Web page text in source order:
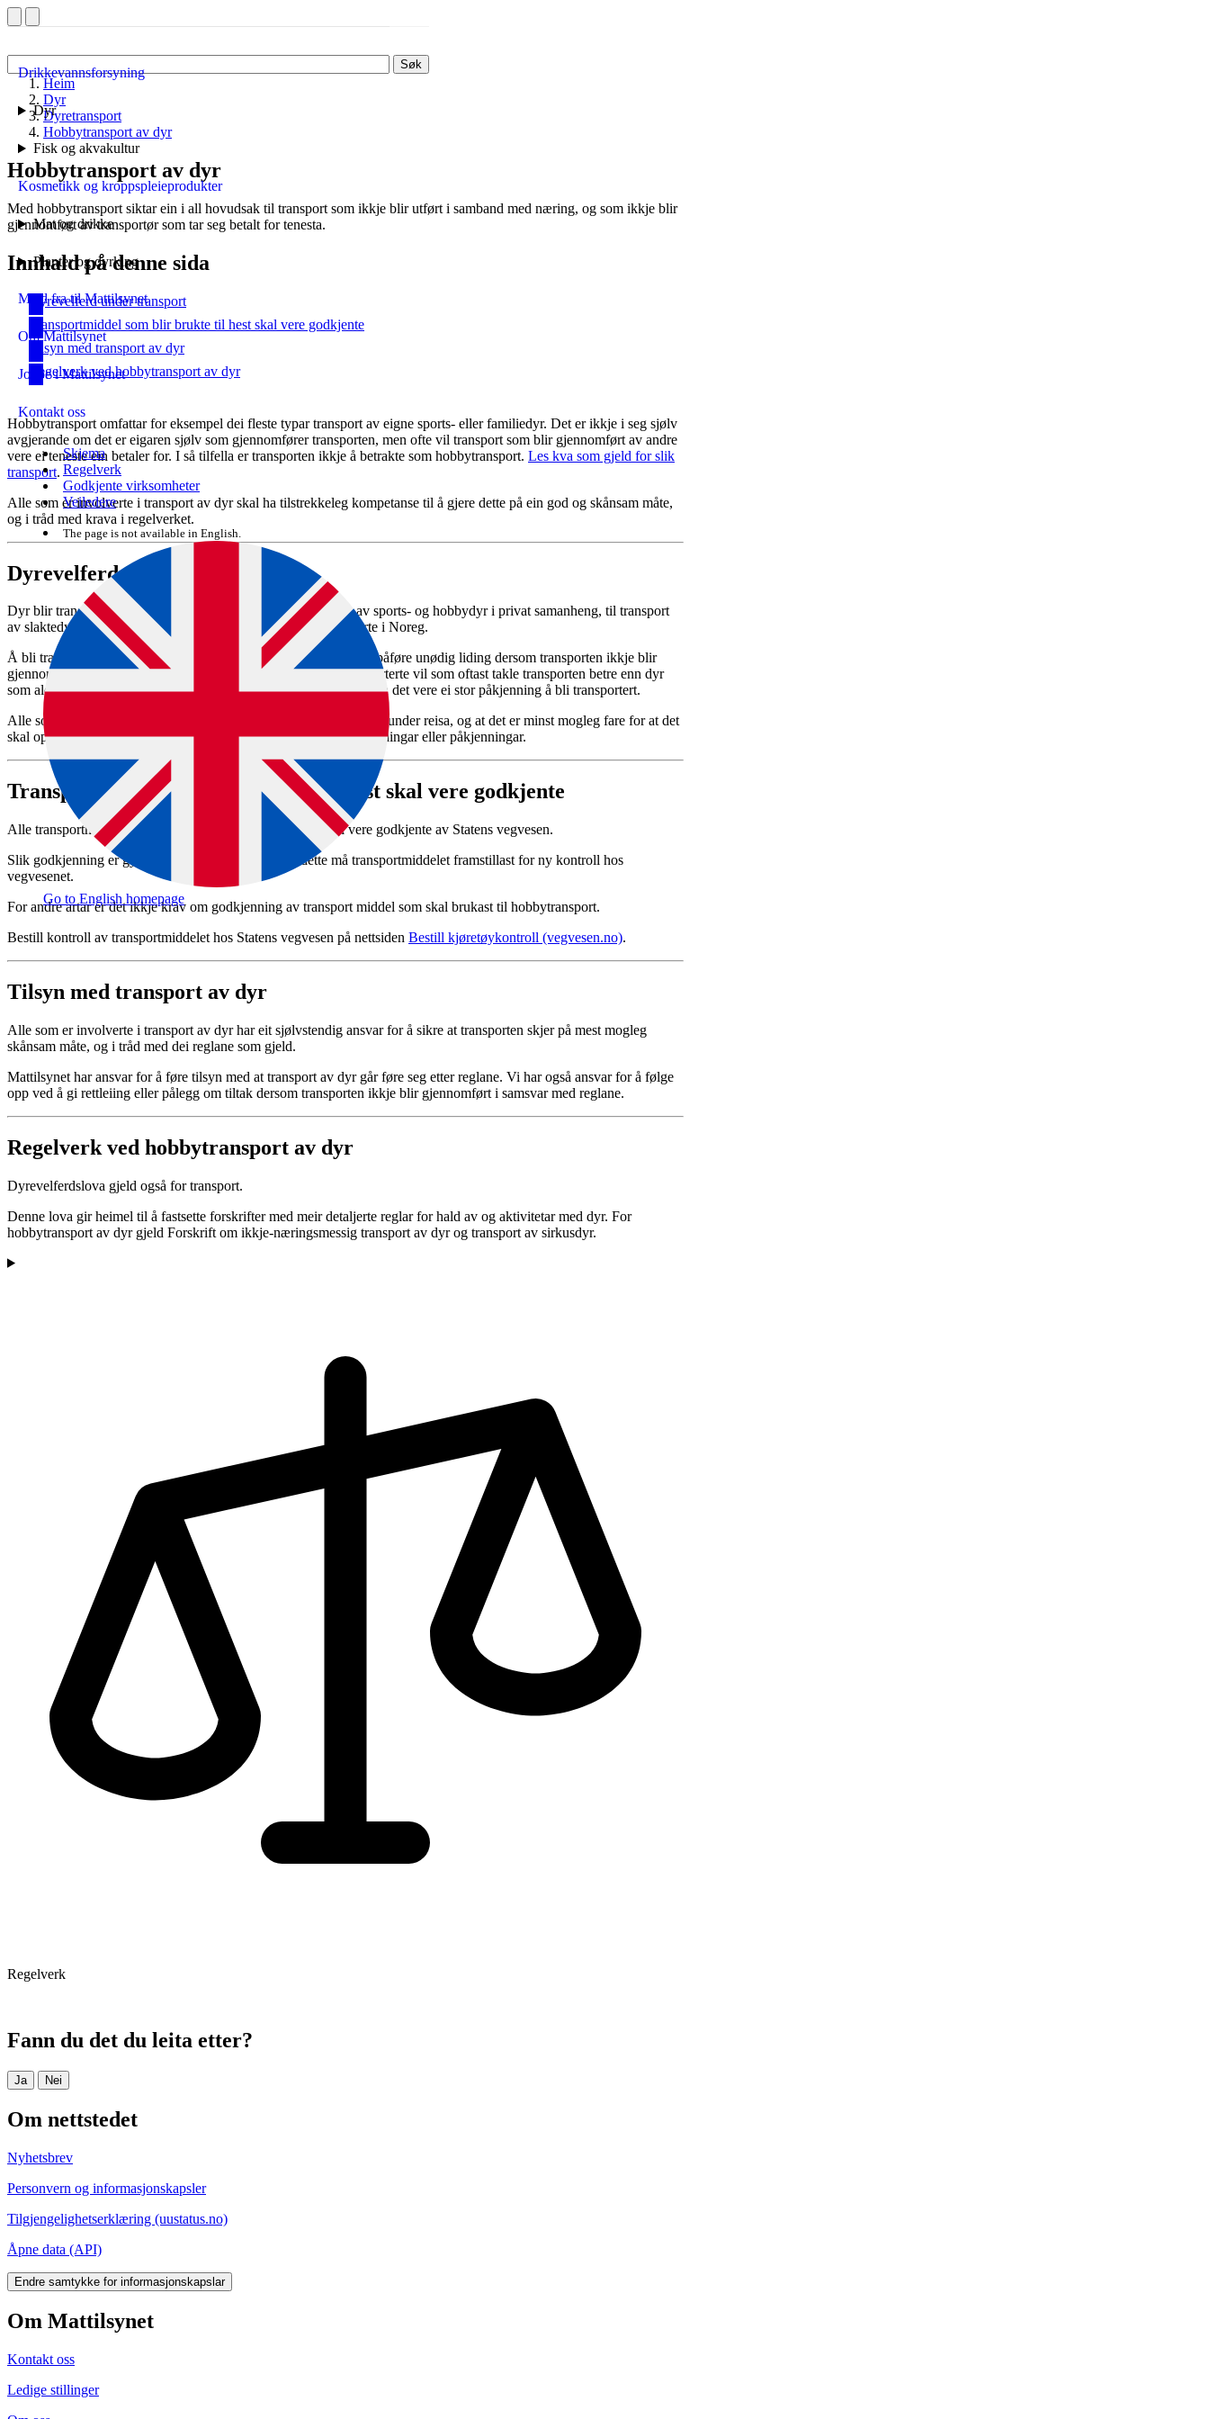
Søk
Drikkevannsforsyning
Dyr
Fisk og akvakultur
Kosmetikk og kroppspleieprodukter
Mat og drikke
Planter og dyrking
Meld fra til Mattilsynet
Om Mattilsynet
Jobbe i Mattilsynet
Kontakt oss
Skjema
Regelverk
Godkjente virksomheter
Veiledere
The page is not available in English.
Go to English homepage
Heim
Dyr
Dyretransport
Hobbytransport av dyr
Hobbytransport av dyr
Med hobbytransport siktar ein i all hovudsak til transport som ikkje blir utført i samband med næring, og som ikkje blir
gjennomført av transportør som tar seg betalt for tenesta.
Innhald på denne sida
Dyrevelferd under transport
Transportmiddel som blir brukte til hest skal vere godkjente
Tilsyn med transport av dyr
Regelverk ved hobbytransport av dyr
Hobbytransport omfattar for eksempel dei fleste typar transport av eigne sports- eller familiedyr. Det er ikkje i seg sjølv
avgjerande om det er eigaren sjølv som gjennomfører transporten, men ofte vil transport som blir gjennomført av andre
vere ei teneste ein betaler for. I så tilfella er transporten ikkje å betrakte som hobbytransport. Les kva som gjeld for slik
transport.
Alle som er involverte i transport av dyr skal ha tilstrekkeleg kompetanse til å gjere dette på ein god og skånsam måte,
og i tråd med krava i regelverket.
Dyrevelferd under transport
Dyr blir transportert i mange ulike samanhengar, frå transport av sports- og hobbydyr i privat samanheng, til transport
av slaktedyr til slakteri. Kvart år blir millionar av dyr transporterte i Noreg.
Å bli transportert kan vere ei stor stressbelasting for dyra, og kan påføre unødig liding dersom transporten ikkje blir
gjennomført på forsvarleg måte. Dyr som er vande til å bli transporterte vil som oftast takle transporten betre enn dyr
som aldri har vore transportert tidlegare. Men også for slike dyr kan det vere ei stor påkjenning å bli transportert.
Alle som transporterer dyr har ansvar for å sikre at dyra har det bra under reisa, og at det er minst mogleg fare for at det
skal oppstå situasjonar eller tilstandar som utset dyra for unødige lidingar eller påkjenningar.
Transportmiddel som blir brukte til hest skal vere godkjente
Alle transportmiddel som blir nytta til transport av hest, skal vere godkjente av Statens vegvesen.
Slik godkjenning er gyldig i maksimum tre år. Etter dette må transport­middelet framstillast for ny kontroll hos
vegvesenet.
For andre artar er det ikkje krav om godkjenning av transport­ middel som skal brukast til hobby­transport.
Bestill kontroll av transport­middelet hos Statens vegvesen på nettsiden Bestill kjøretøykontroll (vegvesen.no).
Tilsyn med transport av dyr
Alle som er involverte i transport av dyr har eit sjølvstendig ansvar for å sikre at transporten skjer på mest mogleg
skånsam måte, og i tråd med dei reglane som gjeld.
Mattilsynet har ansvar for å føre tilsyn med at transport av dyr går føre seg etter reglane. Vi har også ansvar for å følge
opp ved å gi rettleiing eller pålegg om tiltak dersom transporten ikkje blir gjennomført i samsvar med reglane.
Regelverk ved hobbytransport av dyr
Dyrevelferdslova gjeld også for transport.
Denne lova gir heimel til å fastsette forskrifter med meir detaljerte reglar for hald av og aktivitetar med dyr. For
hobbytransport av dyr gjeld Forskrift om ikkje-næringsmessig transport av dyr og transport av sirkusdyr.
Regelverk
Fann du det du leita etter?
Ja Nei
Om nettstedet
Nyhetsbrev
Personvern og informasjonskapsler
Tilgjengelighetserklæring (uustatus.no)
Åpne data (API)
Endre samtykke for informasjonskapslar
Om Mattilsynet
Kontakt oss
Ledige stillinger